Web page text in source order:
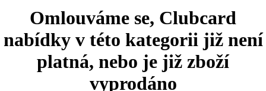
Omlouváme se, Clubcard
nabídky v této kategorii již není
platná, nebo je již zboží
vyprodáno